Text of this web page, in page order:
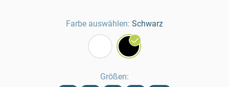
Farbe auswählen: Schwarz
Größen: